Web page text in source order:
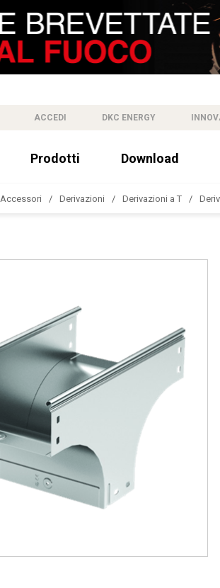
ACCEDI DKC ENERGY
Prodotti Download
Accessori Derivazioni Derivazioni a T